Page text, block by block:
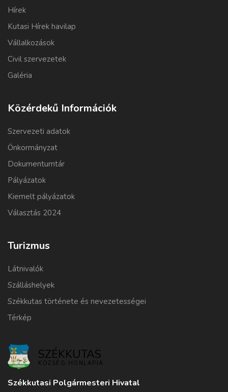
Hírek
Kutasi Hírek havilap
Vállalkozások
Civil szervezetek
Galéria
Közérdekű Információk
Szervezeti adatok
Önkormányzat
Dokumentumtár
Pályázatok
Kiemelt pályázatok
Választás 2024
Turizmus
Látnivalók
Szálláshelyek
Székkutas története és nevezetességei
Térkép
SZÉKKUTAS
KÖZSÉG HONLAPJA
Székkutasi Polgármesteri Hivatal